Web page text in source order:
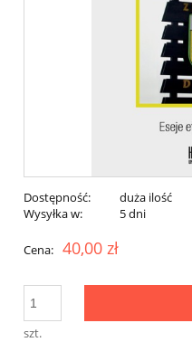
Dostępność:
duża ilość
Wysyłka w:
5 dni
Cena: 40,00 zł
szt.